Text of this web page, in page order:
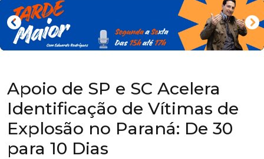
Apoio de SP e SC Acelera
Identificação de Vítimas de
Explosão no Paraná: De 30
para 10 Dias